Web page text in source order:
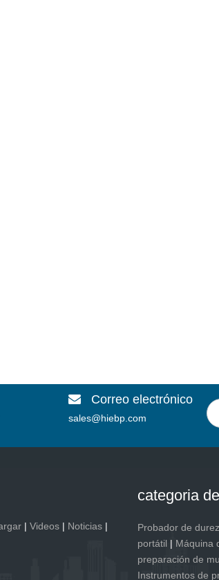
de dureza de
EROCK-150TP
 Correo electrónico
sales@hiebp.com
| Videos | Noticias |
categoria
Probador de
portátil | Máquina
preparación de
Instrumentos de